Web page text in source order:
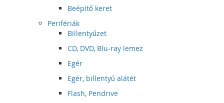
Beépítő keret
Perifériák
Billentyűzet
CD, DVD, Blu-ray lemez
Egér
Egér, billentyű alátét
Flash, Pendrive